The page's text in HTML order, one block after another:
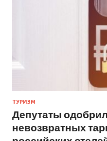
ТУРИЗМ
Депутаты
невозвратных